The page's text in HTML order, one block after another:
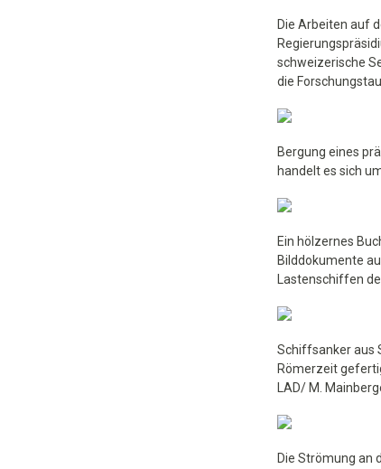
Die Arbeiten auf
schweizerische
die
Bergung eines
handelt es sich
Ein hölzernes
Bilddokumente
Lastenschiffen
Schiffsanker aus
Römerzeit
LAD/ M.
Die Strömung an